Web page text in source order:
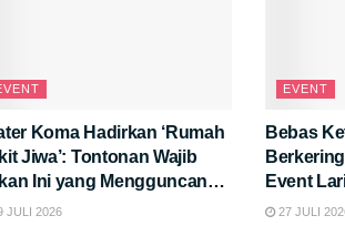
Koma Hadirkan ‘Rumah
Jiwa’: Tontonan Wajib
Ini yang Mengguncang
JULI 2026
EVENT
Bebas
Event
Ini!27 JULI